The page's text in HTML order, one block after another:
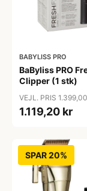
BABYLISS PRO
BaByliss PRO
Clipper (1 stk)
VEJL. PRIS
1.119,20 kr
SPAR 20%